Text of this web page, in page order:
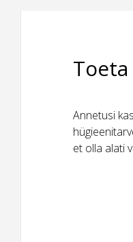
Annetusi
et olla alati